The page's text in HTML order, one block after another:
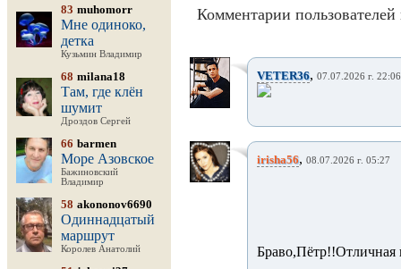
83 muhomorr
Мне одиноко,
детка
Кузьмин Владимир
68 milana18
Там, где клён
шумит
Дроздов Сергей
66 barmen
Море Азовское
Бажиновский
Владимир
58 akononov6690
Одиннадцатый
маршрут
Королев Анатолий
Комментарии пользователей
VETER36, 07.07.2026 г. 22:06
irisha56, 08.07.2026 г. 05:27
Браво,Пётр!!Отличная